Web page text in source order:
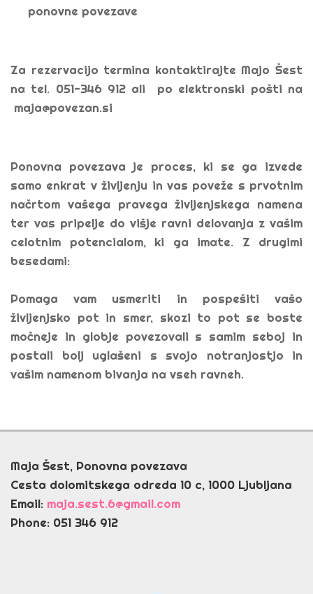
ponovne povezave
Za rezervacijo termina kontaktirajte Majo Šest
na tel. 051-346 912 ali po elektronski pošti na
maja@povezan.si
Ponovna povezava je proces, ki se ga izvede
samo enkrat v življenju in vas poveže s prvotnim
načrtom vašega pravega življenjskega namena
ter vas pripelje do višje ravni delovanja z vašim
celotnim potencialom, ki ga imate. Z drugimi
besedami:
Pomaga vam usmeriti in pospešiti vašo
življenjsko pot in smer, skozi to pot se boste
močneje in globje povezovali s samim seboj in
postali bolj uglašeni s svojo notranjostjo in
vašim namenom bivanja na vseh ravneh.
Maja Šest, Ponovna povezava
Cesta dolomitskega odreda 10 c, 1000 Ljubljana
Email: maja.sest.6@gmail.com
Phone: 051 346 912